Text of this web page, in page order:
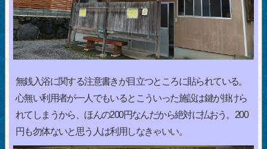
無銭入浴に関する注意書きが目立つところに貼られている。
心無い利用者が一人でもいるとこういった施設は鍵が掛けら
れてしまうから、ほんの200円なんだから絶対に払おう。200
円も勿体ないと思う人は利用しなきゃいい。